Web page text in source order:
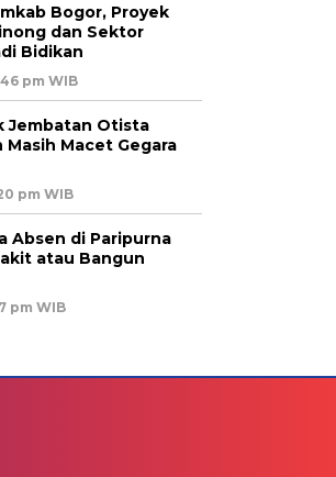
Bogor, Proyek
dan Sektor
Bidikan
pm WIB
Jembatan Otista
Masih Macet Gegara
pm WIB
Absen di Paripurna
atau Bangun
pm WIB